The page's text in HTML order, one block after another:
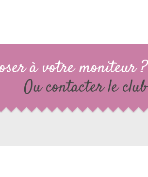
à votre moniteur ?
Ou contacter le club